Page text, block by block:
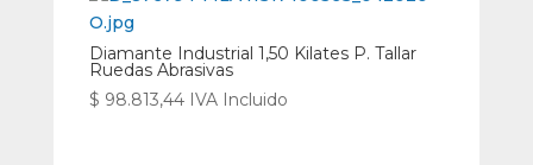
Diamante Industrial 1,50 Kilates P. Tallar
Ruedas Abrasivas
$ 98.813,44 IVA Incluido